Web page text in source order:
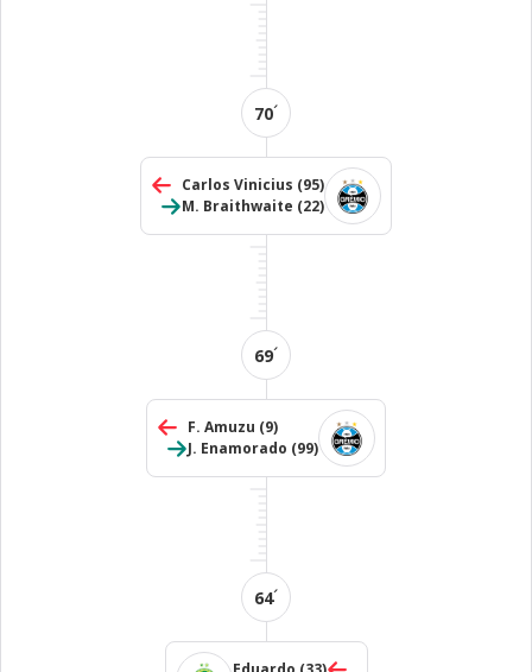
70´
Carlos Vinicius (95)
M. Braithwaite (22)
69´
F. Amuzu (9)
J. Enamorado (99)
64´